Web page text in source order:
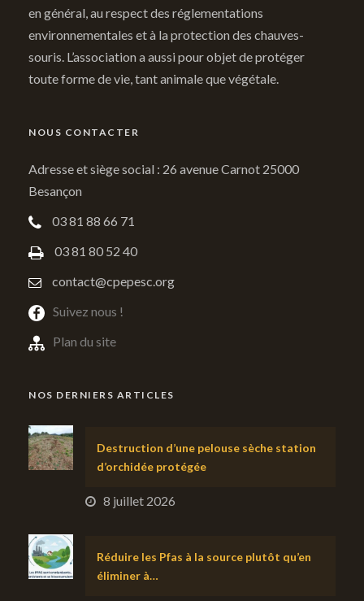
en général, au respect des réglementations
environnementales et à la protection des chauves-
souris. L’association a aussi pour objet de protéger
toute forme de vie, tant animale que végétale.
NOUS CONTACTER
Adresse et siège social : 26 avenue Carnot 25000
Besançon
03 81 88 66 71
03 81 80 52 40
contact@cpepesc.org
Suivez nous !
Plan du site
NOS DERNIERS ARTICLES
Destruction d’une pelouse sèche station
d’orchidée protégée
8 juillet 2026
Réduire les Pfas à la source plutôt qu’en
éliminer à…